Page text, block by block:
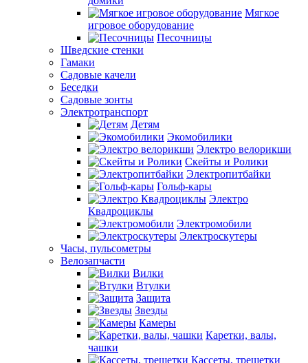
Мягкое
игровое оборудование
Песочницы
Шведские стенки
Гамаки
Садовые качели
Беседки
Садовые зонты
Электротранспорт
Детям
Экомобилики
Электро велорикши
Скейты и Ролики
Электропитбайки
Гольф-кары
Электро
Квадроциклы
Электромобили
Электроскутеры
Часы, пульсометры
Велозапчасти
Вилки
Втулки
Защита
Звезды
Камеры
Каретки, валы,
чашки
Кассеты, трещетки